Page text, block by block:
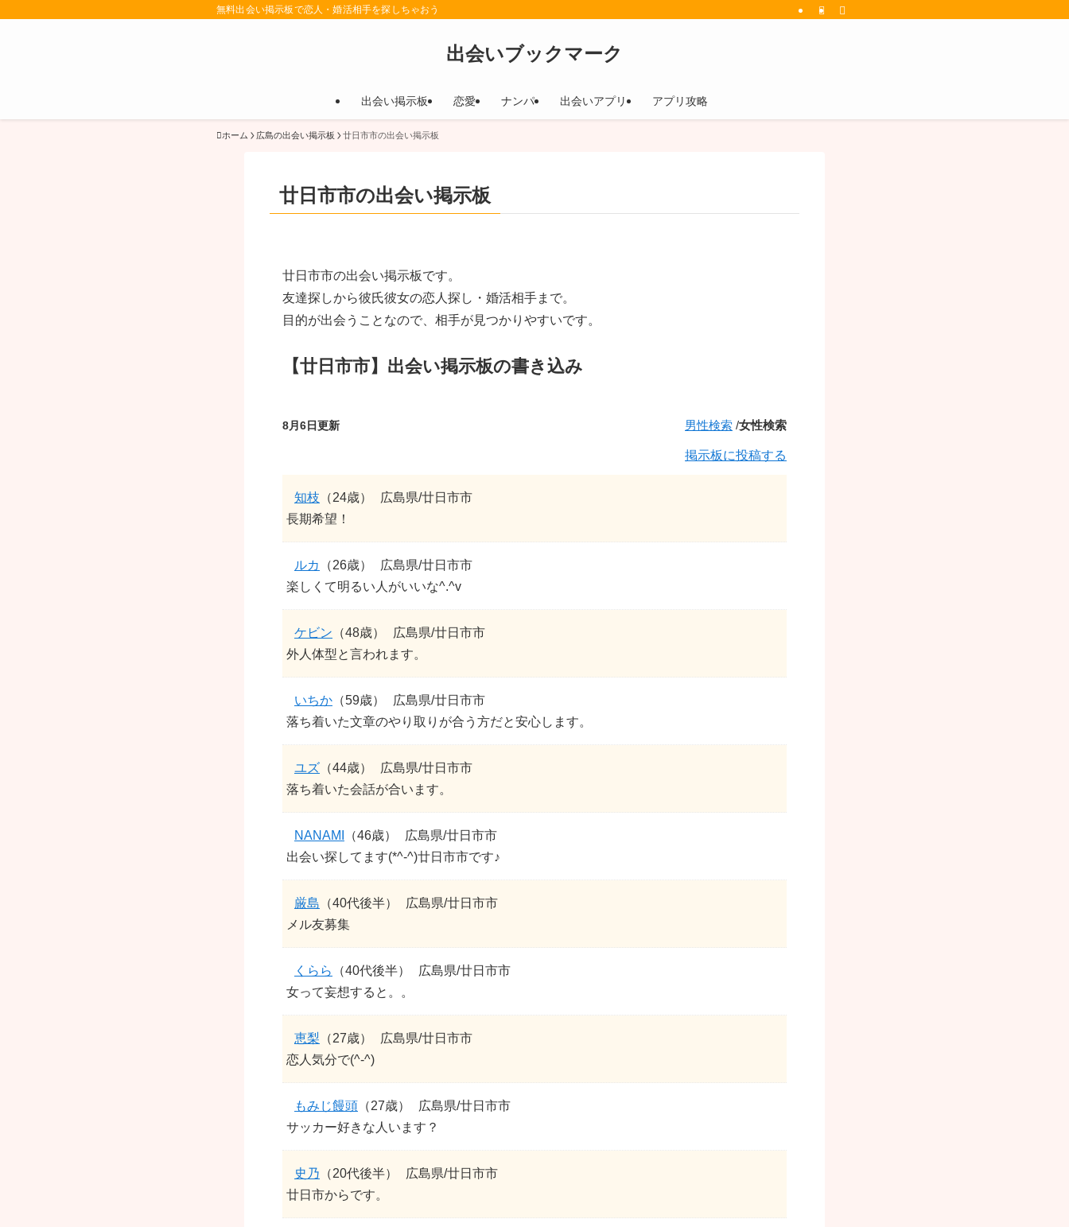
無料出会い掲示板で恋人・婚活相手を探しちゃおう
出会いブックマーク
出会い掲示板 恋愛 ナンパ 出会いアプリ アプリ攻略
ホーム 広島の出会い掲示板 廿日市市の出会い掲示板
廿日市市の出会い掲示板
廿日市市の出会い掲示板です。
友達探しから彼氏彼女の恋人探し・婚活相手まで。
目的が出会うことなので、相手が見つかりやすいです。
【廿日市市】出会い掲示板の書き込み
8月6日更新 男性検索 /女性検索
掲示板に投稿する
知枝 （24歳）
広島県/廿日市市
長期希望！
ルカ （26歳）
広島県/廿日市市
楽しくて明るい人がいいな^.^v
ケビン （48歳）
広島県/廿日市市
外人体型と言われます。
いちか （59歳）
広島県/廿日市市
落ち着いた文章のやり取りが合う方だと安心します。
ユズ （44歳）
広島県/廿日市市
落ち着いた会話が合います。
NANAMI （46歳）
広島県/廿日市市
出会い探してます(*^-^)廿日市市です♪
厳島 （40代後半）
広島県/廿日市市
メル友募集
くらら （40代後半）
広島県/廿日市市
女って妄想すると。。
恵梨 （27歳）
広島県/廿日市市
恋人気分で(^-^)
もみじ饅頭 （27歳）
広島県/廿日市市
サッカー好きな人います？
史乃 （20代後半）
広島県/廿日市市
廿日市からです。